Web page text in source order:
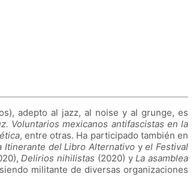
adepto al jazz, al noise y al grunge, es
Voluntarios mexicanos antifascistas en la
, entre otras. Ha participado también en
Itinerante del Libro Alternativo yel Festival
Delirios nihilistas (2020) y La asamblea
militante de diversas organizaciones